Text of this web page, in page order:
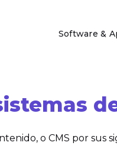
Software &
o CMS por